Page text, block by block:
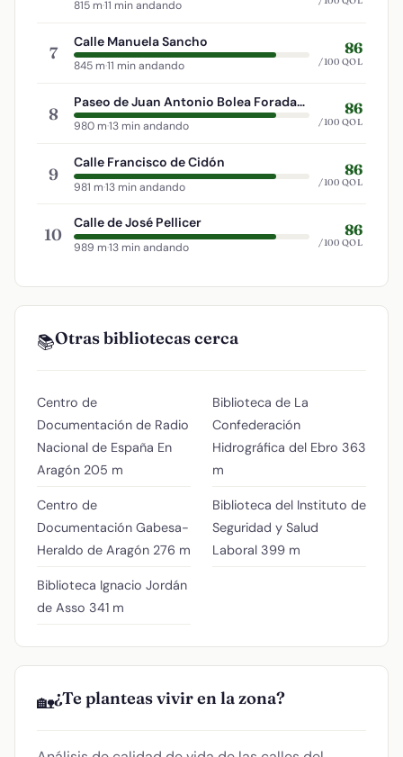
815 m·11 min andando
7
Calle Manuela Sancho
845 m·11 min andando
86
/100 QOL
8
Paseo de Juan Antonio Bolea Foradada
980 m·13 min andando
86
/100 QOL
9
Calle Francisco de Cidón
981 m·13 min andando
86
/100 QOL
10
Calle de José Pellicer
989 m·13 min andando
86
/100 QOL
📚Otras bibliotecas cerca
Centro de
Documentación de Radio
Nacional de España En
Aragón 205 m
Centro de
Documentación Gabesa-
Heraldo de Aragón 276 m
Biblioteca Ignacio Jordán
de Asso 341 m
Biblioteca de La
Confederación
Hidrográfica del Ebro 363
m
Biblioteca del Instituto de
Seguridad y Salud
Laboral 399 m
🏡¿Te planteas vivir en la zona?